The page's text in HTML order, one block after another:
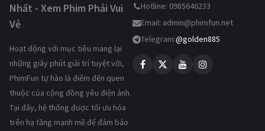
Nhất - Xem Phim Phải Vui
Vẻ
Hoạt động với mục tiêu mang lại
những giây phút giải trí tuyệt vời,
PhimFun tự hào là điểm đến quen
thuộc của cộng đồng yêu điện ảnh.
Tại đây, hệ thống được tối ưu hóa
trên hạ tầng mạnh mẽ để đảm bảo
Hotline: 0985646233
Email: admin@phimfun.net
Telegram:@golden885